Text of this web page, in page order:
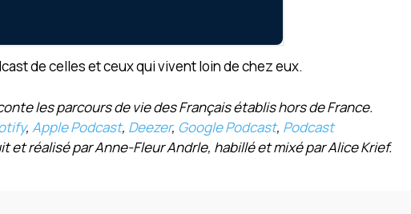
de celles et ceux qui vivent loin de chez eux.
les parcours de vie des Français établis hors de France.
, Apple Podcast, Deezer, Google Podcast, Podcast
réalisé par Anne-Fleur Andrle, habillé et mixé par Alice Krief.